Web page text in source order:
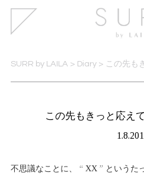
SURR by LAILA > Diary> この先も
この先もきっと応え
不思議なことに、 “ XX ” というた